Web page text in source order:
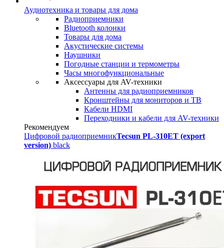
Аудиотехника и товары для дома
Радиоприемники
Bluetooth колонки
Товары для дома
Акустические системы
Наушники
Погодные станции и термометры
Часы многофункциональные
Аксессуары для AV-техники
Антенны для радиоприемников
Кронштейны для мониторов и ТВ
Кабели HDMI
Переходники и кабели для AV-техники
Рекомендуем
Цифровой радиоприемникTecsun PL-310ET (export
version) black